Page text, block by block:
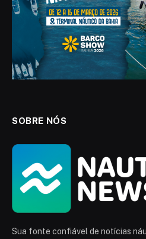
SOBRE NÓS
Sua fonte confiável de notícias